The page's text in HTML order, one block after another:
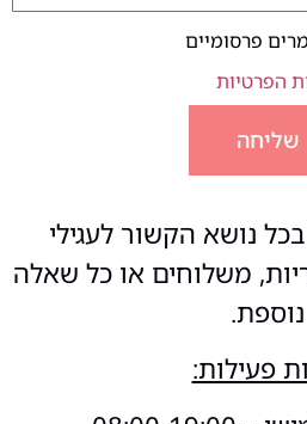
פרסומיים
הפרטיות
שליחה
נושא הקשור לעגילי
משלוחים או כל שאלה
נוספת.
פעילות: